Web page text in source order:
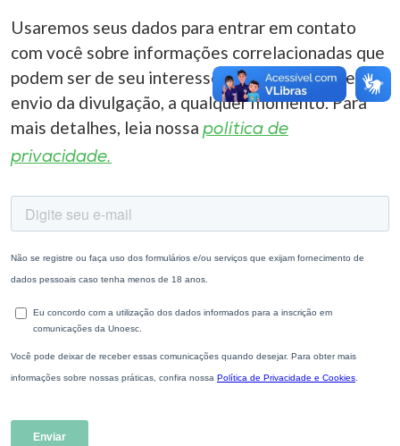
Usaremos seus dados para entrar em contato
com você sobre informações correlacionadas que
podem ser de seu interesse. Você pode cancelar o
envio da divulgação, a qualquer momento. Para
mais detalhes, leia nossa política de
privacidade.